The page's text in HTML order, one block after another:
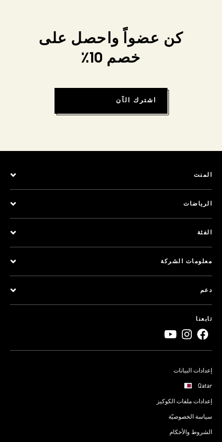
كن عضواً واحصل على
خصم 10٪
اشترك الآن
المنت
الرياضات
الفئة
معلومات الشركة
دعم
تابعنا
إعدادات البيانات
Qatar
إعدادات ملفات الكوكيز
سياسة الخصوصيّة
الشروط والأحكام